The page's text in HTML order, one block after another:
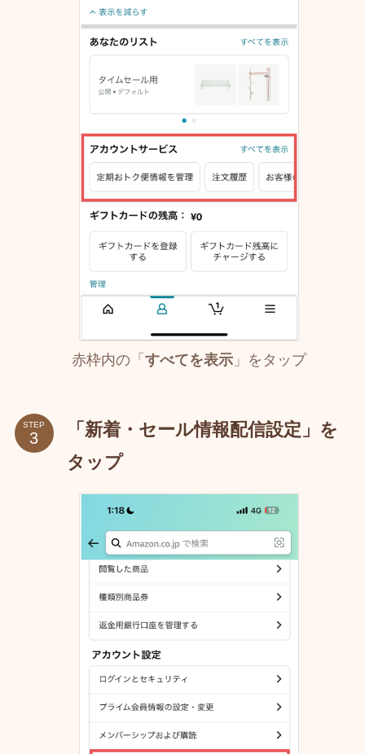
赤枠内の「 すべてを表示 」をタップ
STEP
「新着・セール情報配信設定」を
タップ